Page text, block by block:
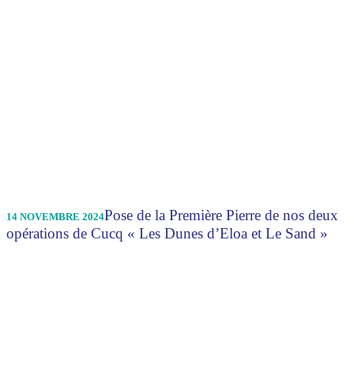
14 NOVEMBRE 2024Pose de la Première Pierre de nos deux
opérations de Cucq « Les Dunes d’Eloa et Le Sand »